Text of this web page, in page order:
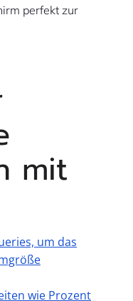
perfekt zur
mit
um das
wie Prozent